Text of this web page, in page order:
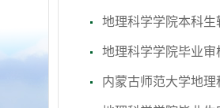
地理科学学院本科
地理科学学院毕业审
内蒙古师范大学地